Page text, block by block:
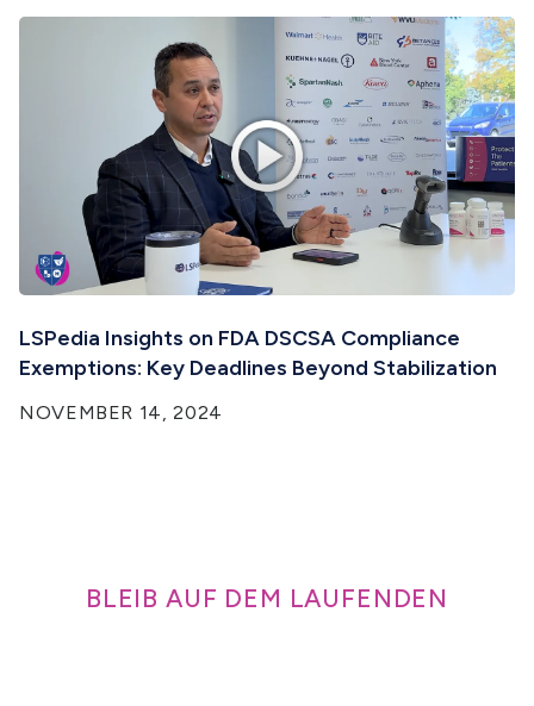
LSPedia Insights on FDA DSCSA Compliance
Exemptions: Key Deadlines Beyond Stabilization
NOVEMBER 14, 2024
BLEIB AUF DEM LAUFENDEN